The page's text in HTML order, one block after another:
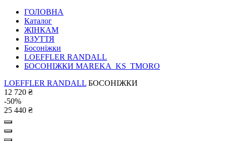
ГОЛОВНА
Каталог
ЖІНКАМ
ВЗУТТЯ
Босоніжки
LOEFFLER RANDALL
БОСОНІЖКИ MAREKA_KS_TMORO
LOEFFLER RANDALL БОСОНІЖКИ
12 720 ₴
-50%
25 440 ₴